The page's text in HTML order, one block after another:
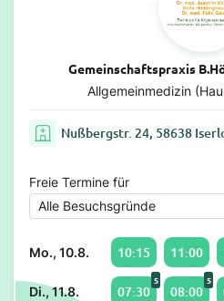
Gemeinschaftspraxis
Allgemeinmedizin
Nußbergstr. 24, 58638
Freie Termine für
Mo., 10.8. 10:15 11:00
Di., 11.8. 07:30
5
08:00
5